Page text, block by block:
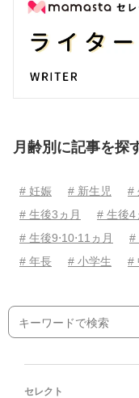
月齢別に記事を探
# 妊娠 # 新生児 #
# 生後3ヵ月
# 生後4
# 生後9⋅10⋅11ヵ月
#
# 年長
# 小学生 #
セレクト